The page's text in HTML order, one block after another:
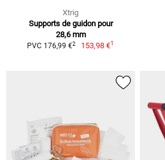
Xtrig
Supports de guidon pour
28,6 mm
PVC 176,99 €2 153,98 €1